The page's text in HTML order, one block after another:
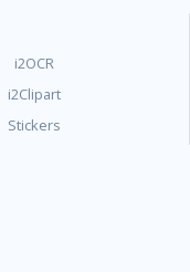
i2OCR
i2Clipart
Stickers